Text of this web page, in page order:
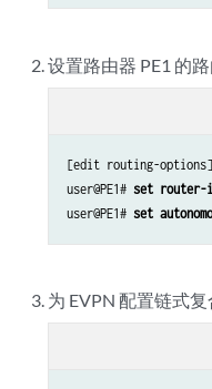
set routing-instances
set routing-instances vrf
set routing-instances
设置路由器 PE1 的
[edit routing-options]
user@PE1# set router-
user@PE1# set
为 EVPN 配置链式复